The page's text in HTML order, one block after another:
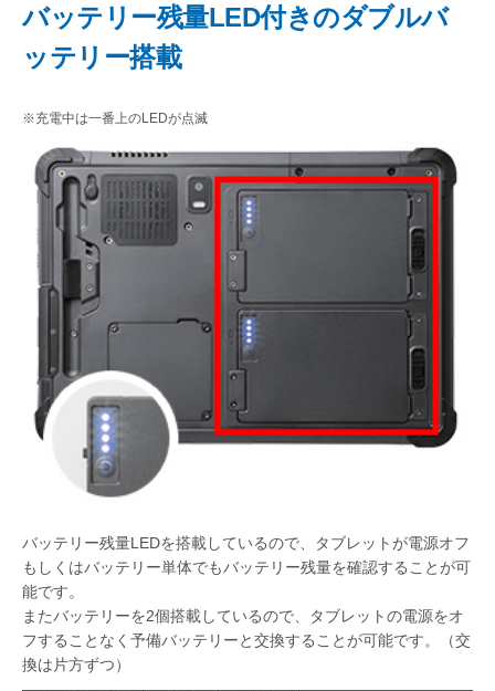
バッテリー残量LED付きのダブルバ
ッテリー搭載
バッテリー残量LEDを搭載しているので、タブレットが電源オフ
もしくはバッテリー単体でもバッテリー残量を確認することが可
能です。
またバッテリーを2個搭載しているので、タブレットの電源をオ
フすることなく予備バッテリーと交換することが可能です。（交
換は片方ずつ）
※充電中は一番上のLEDが点滅